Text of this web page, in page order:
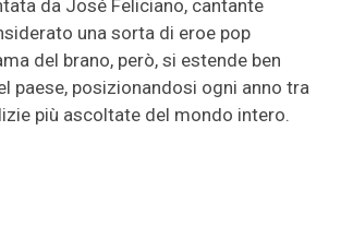
da José Feliciano, cantante
una sorta di eroe pop
del brano, però, si estende ben
paese, posizionandosi ogni anno tra
più ascoltate del mondo intero.